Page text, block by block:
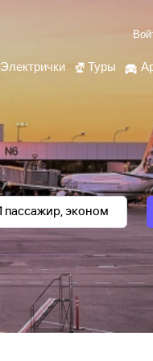
Электрички Туры